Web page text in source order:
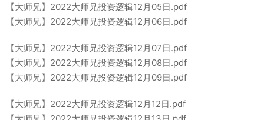
【大师兄】2022大师兄投资逻辑12月05日.pdf
【大师兄】2022大师兄投资逻辑12月06日.pdf
【大师兄】2022大师兄投资逻辑12月07日.pdf
【大师兄】2022大师兄投资逻辑12月08日.pdf
【大师兄】2022大师兄投资逻辑12月09日.pdf
【大师兄】2022大师兄投资逻辑12月12日.pdf